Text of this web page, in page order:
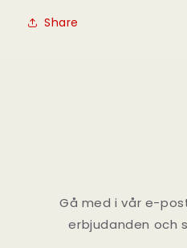
Share
Gå med i vår e-
erbjudanden och